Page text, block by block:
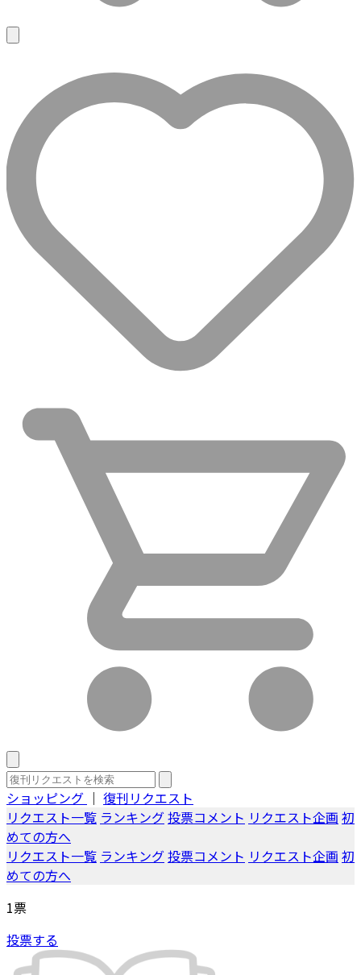
ショッピング ｜ 復刊リクエスト
リクエスト一覧 ランキング投票コメント リクエスト企画 初
めての方へ
リクエスト一覧 ランキング投票コメント リクエスト企画 初
めての方へ
1票
投票する